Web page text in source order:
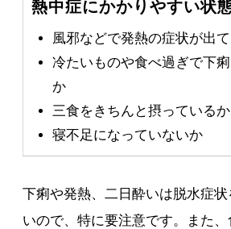
熱中症にかかりやすい状
風邪などで発熱の症状が出
冷たいものや食べ過ぎで下
か
三食をきちんと摂っているか
寝不足になっていないか
下痢や発熱、二日酔いは脱水症
いので、特に要注意です。また